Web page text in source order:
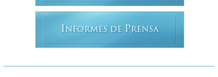
INFORMES DE PRENSA